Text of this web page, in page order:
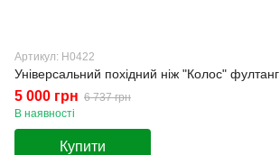
Артикул: Н0422
Універсальний похідний ніж "Колос" фултанг
5 000 грн 6 737 грн
В наявності
Купити